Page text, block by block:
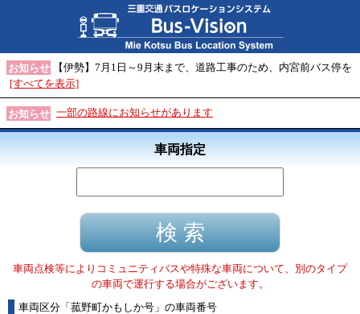
お知らせ
【伊勢】7月1日～9月末まで、道路工事のため、内宮前バス停を
[すべてを表示]
お知らせ 一部の路線にお知らせがあります
車両指定
車両点検等によりコミュニティバスや特殊な車両について、別のタイプ
の車両で運行する場合がございます。
車両区分 「 菰野町かもしか号 」 の車両番号